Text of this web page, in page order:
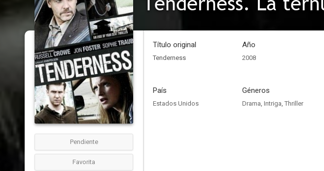
Pendiente
Favorita
Título original
Tenderness
Año
2008
País
Estados Unidos
Géneros
Drama, Intriga, Thriller